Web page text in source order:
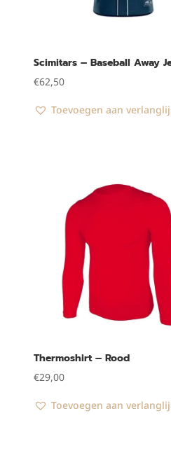
Scimitars – Baseball Away
€62,50
Toevoegen aan
Thermoshirt – Rood
€29,00
Toevoegen aan